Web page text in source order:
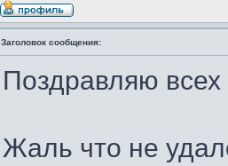
Заголовок сообщения:
Поздравляю всех
Жаль что не